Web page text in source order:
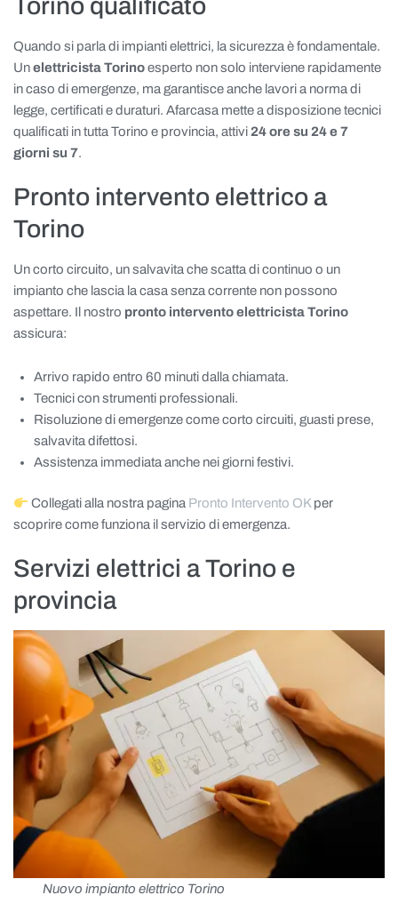
Torino qualificato
Quando si parla di impianti elettrici, la sicurezza è fondamentale.
Unelettricista Torinoesperto non solo interviene rapidamente
in caso di emergenze, ma garantisce anche lavori a norma di
legge, certificati e duraturi. Afarcasa mette a disposizione tecnici
qualificati in tutta Torino e provincia, attivi 24 ore su 24 e 7
giorni su 7.
Pronto intervento elettrico a
Torino
Un corto circuito, un salvavita che scatta di continuo o un
impianto che lascia la casa senza corrente non possono
aspettare. Il nostro pronto intervento elettricista Torino
assicura:
Arrivo rapido entro 60 minuti dalla chiamata.
Tecnici con strumenti professionali.
Risoluzione di emergenze come corto circuiti, guasti prese,
salvavita difettosi.
Assistenza immediata anche nei giorni festivi.
Collegati alla nostra pagina Pronto Intervento OKper
scoprire come funziona il servizio di emergenza.
Servizi elettrici a Torino e
provincia
Nuovo impianto elettrico Torino